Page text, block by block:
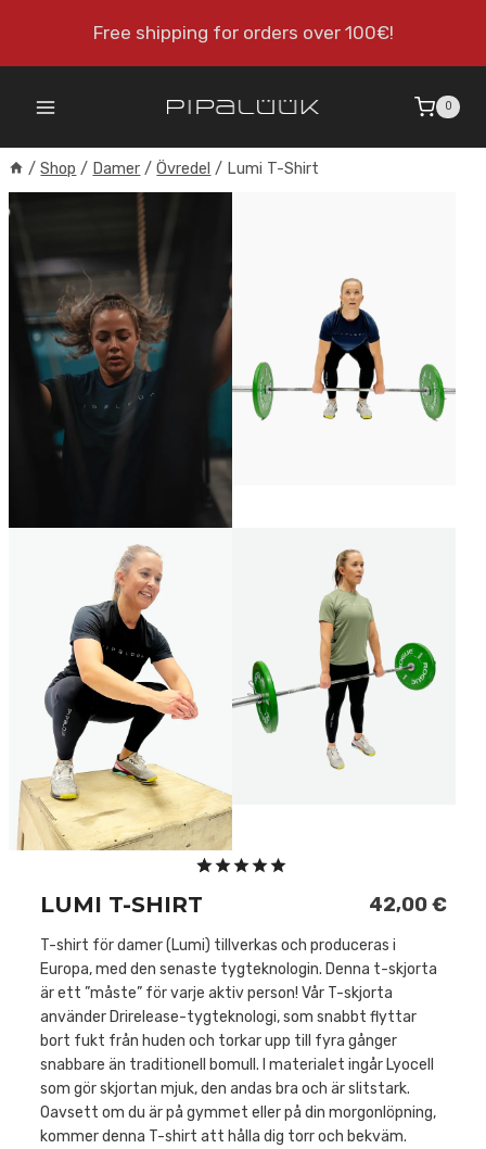
content
Free shipping for orders over 100€!
0
/ Shop / Damer / Övredel / Lumi T-Shirt
Betygsatt
5.00
2
kundrecensioner
LUMI T-SHIRT 42,00€
T-shirt för damer (Lumi) tillverkas och produceras i
Europa, med den senaste tygteknologin. Denna t-skjorta
är ett ”måste” för varje aktiv person! Vår T-skjorta
använder Drirelease-tygteknologi, som snabbt flyttar
bort fukt från huden och torkar upp till fyra gånger
snabbare än traditionell bomull. I materialet ingår Lyocell
som gör skjortan mjuk, den andas bra och är slitstark.
Oavsett om du är på gymmet eller på din morgonlöpning,
kommer denna T-shirt att hålla dig torr och bekväm.